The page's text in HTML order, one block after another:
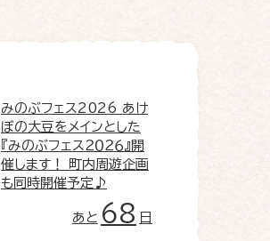
みのぶフェス2026 あけ
ぼの大豆をメインとした
『みのぶフェス２０２６』開
催します！ 町内周遊企画
も同時開催予定♪
あと 68 日